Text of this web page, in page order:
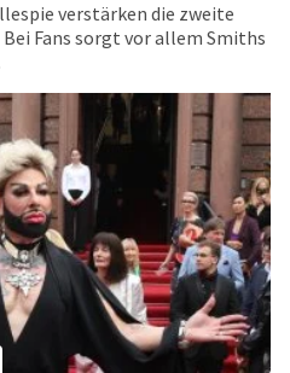
verstärken die zweite
Fans sorgt vor allem Smiths